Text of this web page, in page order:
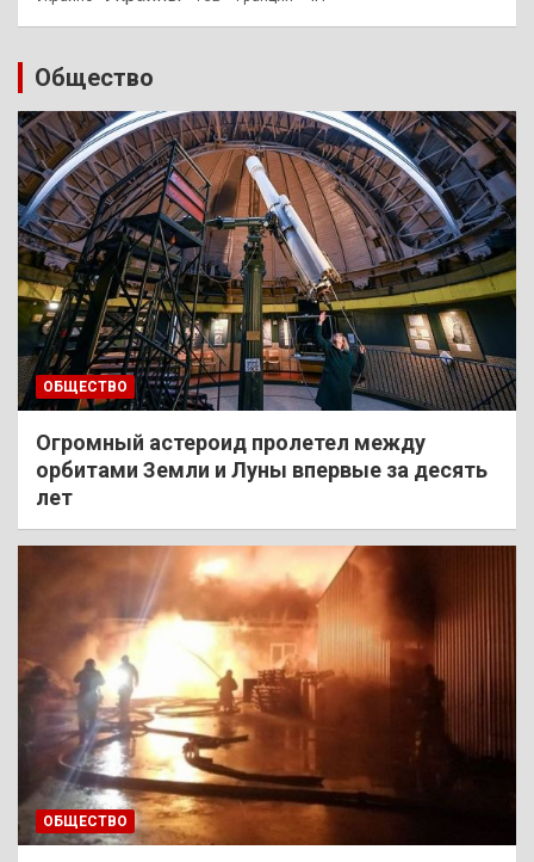
Общество
ОБЩЕСТВО
Огромный астероид пролетел между
орбитами Земли и Луны впервые за десять
лет
ОБЩЕСТВО